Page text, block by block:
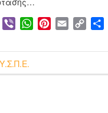
Messenger
Viber WhatsApp
Pinterest
Email Copy